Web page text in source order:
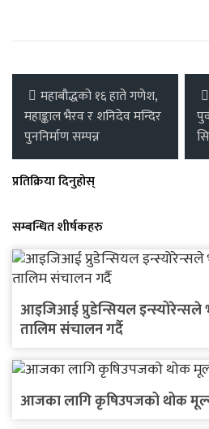
महाबौद्धको १६ हाते गणेश,
महाङ्काल भैरव र शनिदेव मन्दिर
पुननिर्माण सम्पन्न
प्रतिक्रिया दिनुहोस्
सम्बन्धित शीर्षकहरु
आइजिआई प्रुडेन्सियल इन्स्योरेन्सले
तालिम संचालन गर्दै
आजका लागि कृषिउपजको थोक